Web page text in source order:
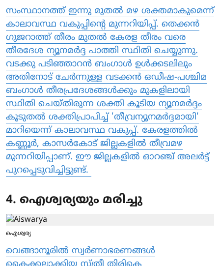
സംസ്ഥാനത്ത് ഇന്നു മുതല്‍ മഴ ശക്തമാകുമെന്ന്
കാലാവസ്ഥ വകുപ്പിന്റെ മുന്നറിയിപ്പ്. തെക്കന്‍
ഗുജറാത്ത് തീരം മുതല്‍ കേരള തീരം വരെ
തീരദേശ ന്യൂനമര്‍ദ്ദ പാത്തി സ്ഥിതി ചെയ്യുന്നു.
വടക്കു പടിഞ്ഞാറന്‍ ബംഗാള്‍ ഉള്‍ക്കടലിലും
അതിനോട് ചേര്‍ന്നുള്ള വടക്കന്‍ ഒഡീഷ-പശ്ചിമ
ബംഗാള്‍ തീരപ്രദേശങ്ങള്‍ക്കും മുകളിലായി
സ്ഥിതി ചെയ്തിരുന്ന ശക്തി കൂടിയ ന്യൂനമര്‍ദ്ദം
കൂടുതല്‍ ശക്തിപ്രാപിച്ച് 'തീവ്രന്യൂനമര്‍ദ്ദമായി'
മാറിയെന്ന് കാലാവസ്ഥ വകുപ്പ്. കേരളത്തില്‍
കണ്ണൂര്‍, കാസര്‍കോട് ജില്ലകളില്‍ തീവ്രമഴ
മുന്നറിയിപ്പാണ്. ഈ ജില്ലകളില്‍ ഓറഞ്ച് അലര്‍ട്ട്
പുറപ്പെടുവിച്ചിട്ടുണ്ട്.
4. ഐശ്വര്യയും മരിച്ചു
ഐശ്വര്യ
വെങ്ങാനൂരില്‍ സ്വര്‍ണാഭരണങ്ങള്‍